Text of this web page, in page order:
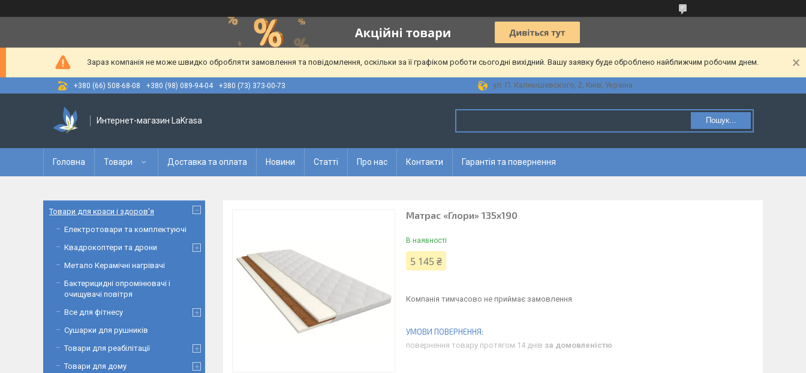
Зараз компанія не може швидко обробляти замовлення та повідомлення, оскільки за її графіком роботи сьогодні вихідний. Вашу заявку буде оброблено найближчим робочим днем.
+380 (66) 508-68-08 +380 (98) 089-94-04 +380 (73) 373-00-73 ул. П. Калнышевского, 2, Київ, Україна
Интернет-магазин LaKrasa Пошук...
Головна Товари Доставка та оплата Новини Статті Про нас Контакти Гарантія та повернення
Матрас «Глори» 135x190
В наявності
5 145 ₴
Компанія тимчасово не приймає замовлення
повернення товару протягом 14 днів за домовленістю
Товари для краси і здоров'я
Електротовари та комплектуючі
Квадрокоптери та дрони
Метало Керамічні нагрівачі
Бактерицидні опромінювачі і
очищувачі повітря
Все для фітнесу
Сушарки для рушників
Товари для реабілітації
Товари для дому